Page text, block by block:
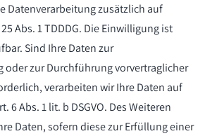
Datenverarbeitung zusätzlich auf
Abs. 1 TDDDG. Die Einwilligung ist
Sind Ihre Daten zur
oder zur Durchführung vorvertraglicher
verarbeiten wir Ihre Daten auf
6 Abs. 1 lit. b DSGVO. Des Weiteren
Daten, sofern diese zur Erfüllung einer